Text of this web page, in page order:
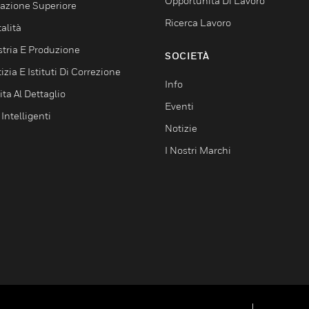
Superiore
E Produzione
E Istituti Di Correzione
Al Dettaglio
Ricerca Lavoro
SOCIETÀ
Info
Eventi
Notizie
I Nostri Marchi